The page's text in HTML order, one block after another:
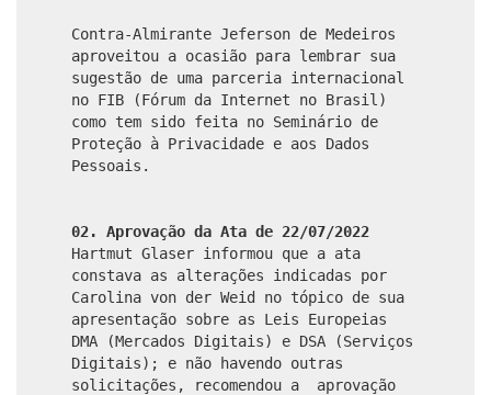
Contra-Almirante Jeferson de Medeiros
aproveitou a ocasião para lembrar sua
sugestão de uma parceria internacional
no FIB (Fórum da Internet no Brasil)
como tem sido feita no Seminário de
Proteção à Privacidade e aos Dados
Pessoais.
02. Aprovação da Ata de 22/07/2022
Hartmut Glaser informou que a ata
constava as alterações indicadas por
Carolina von der Weid no tópico de sua
apresentação sobre as Leis Europeias
DMA (Mercados Digitais) e DSA (Serviços
Digitais); e não havendo outras
solicitações, recomendou a aprovação